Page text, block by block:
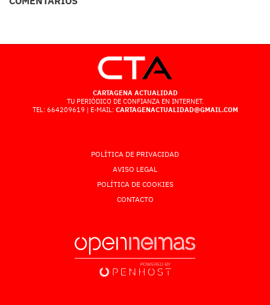
CARTAGENA ACTUALIDAD
TU PERIÓDICO DE CONFIANZA EN INTERNET.
TEL: 664209619 | E-MAIL: CARTAGENACTUALIDAD@GMAIL.COM
POLÍTICA DE PRIVACIDAD
AVISO LEGAL
POLÍTICA DE COOKIES
CONTACTO